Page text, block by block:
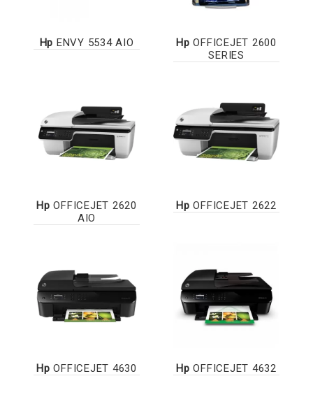
Hp ENVY 5534 AIO Hp OFFICEJET 2600
SERIES
Hp OFFICEJET 2620
AIO
Hp OFFICEJET 2622
Hp OFFICEJET 4630 Hp OFFICEJET 4632